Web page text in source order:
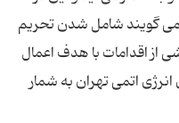
می ‌گویند شامل شدن تحریم
از اقدامات با هدف اعمال
اتمی تهران به شمار